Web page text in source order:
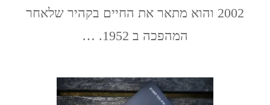
2002 והוא מתאר את החיים בקהיר שלאחר
המהפכה ב 1952. …